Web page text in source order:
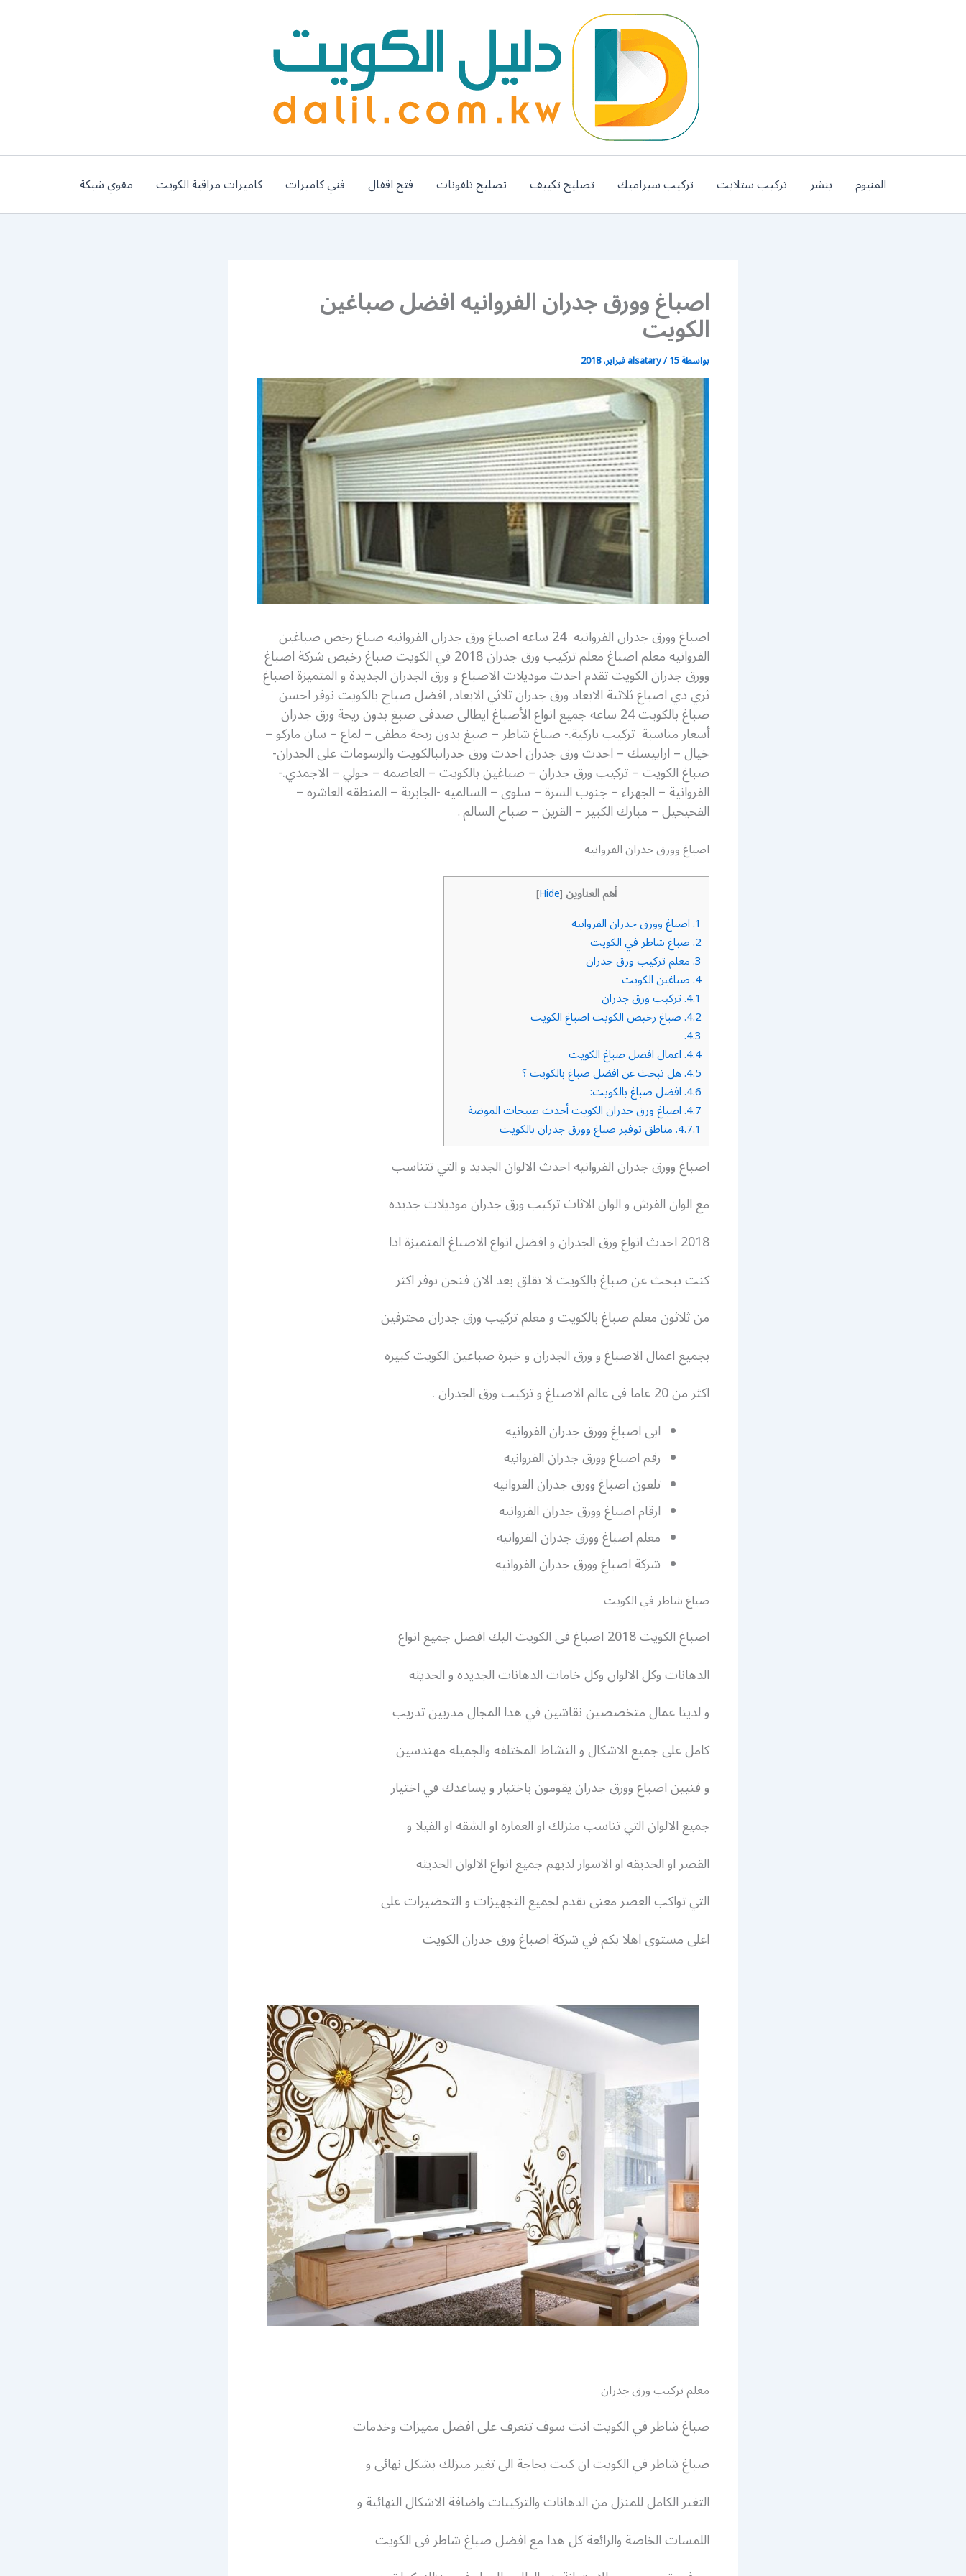
المنيوم بنشر تركيب ستلايت تركيب سيراميك تصليح تكييف تصليح تلفونات فتح اقفال فني كاميرات كاميرات مراقبة الكويت مقوي شبكة
اصباغ وورق جدران الفروانيه افضل صباغين
الكويت
بواسطة alsatary/15 فبراير، 2018
اصباغ وورق جدران الفروانيه 24 ساعه اصباغ ورق جدران الفروانيه صباغ رخص صباغين
الفروانيه معلم اصباغ معلم تركيب ورق جدران 2018 في الكويت صباغ رخيص شركة اصباغ
وورق جدران الكويت تقدم احدث موديلات الاصباغ و ورق الجدران الجديدة و المتميزة اصباغ
ثري دي اصباغ ثلاثية الابعاد ورق جدران ثلاثي الابعاد, افضل صباح بالكويت نوفر احسن
صباغ بالكوبت 24 ساعه جميع انواع الأصباغ ايطالى صدفى صبغ بدون ريحة ورق جدران
أسعار مناسبة تركيب باركية.- صباغ شاطر – صبغ بدون ريحة مطفى – لماع – سان ماركو –
خيال – ارابيسك – احدث ورق جدران احدث ورق جدرانبالكويت والرسومات على الجدران-
صباغ الكويت – تركيب ورق جدران – صباغين بالكويت – العاصمه – حولي – الاجمدي.-
الفروانية – الجهراء – جنوب السرة – سلوى – السالميه -الجابرية – المنطقه العاشره –
الفحيحيل – مبارك الكبير – القرين – صباح السالم.
اصباغ وورق جدران الفروانيه
أهم العناوين [
Hide
]
1. اصباغ وورق جدران الفروانيه
2. صباغ شاطر في الكويت
3. معلم تركيب ورق جدران
4. صباغين الكويت
4.1. تركيب ورق جدران
4.2. صباغ رخيص الكويت اصباغ الكويت
4.3.
4.4. اعمال افضل صباغ الكويت
4.5. هل تبحث عن افضل صباغ بالكويت ؟
4.6. افضل صباغ بالكويت:
4.7. اصباغ ورق جدران الكويت أحدث صيحات الموضة
4.7.1. مناطق توفير صباغ وورق جدران بالكويت
اصباغ وورق جدران الفروانيه احدث الالوان الجديد و التي تتناسب
مع الوان الفرش و الوان الاثاث تركيب ورق جدران موديلات جديده
2018 احدث انواع ورق الجدران و افضل انواع الاصباغ المتميزة اذا
كنت تبحث عن صباغ بالكويت لا تقلق بعد الان فنحن نوفر اكثر
من ثلاثون معلم صباغ بالكويت و معلم تركيب ورق جدران محترفين
بجميع اعمال الاصباغ و ورق الجدران و خبرة صباعين الكويت كبيره
اكثر من 20 عاما في عالم الاصباغ و تركيب ورق الجدران .
ابي اصباغ وورق جدران الفروانيه
رقم اصباغ وورق جدران الفروانيه
تلفون اصباغ وورق جدران الفروانيه
ارقام اصباغ وورق جدران الفروانيه
معلم اصباغ وورق جدران الفروانيه
شركة اصباغ وورق جدران الفروانيه
صباغ شاطر في الكويت
اصباغ الكويت 2018 اصباغ فى الكويت اليك افضل جميع انواع
الدهانات وكل الالوان وكل خامات الدهانات الجديده و الحديثه
و لدينا عمال متخصصين نقاشين في هذا المجال مدربين تدريب
كامل على جميع الاشكال و النشاط المختلفه والجميله مهندسين
و فنيين اصباغ وورق جدران يقومون باختيار و يساعدك في اختيار
جميع الالوان التي تناسب منزلك او العماره او الشقه او الفيلا و
القصر او الحديقه او الاسوار لديهم جميع انواع الالوان الحديثه
التي تواكب العصر معنى نقدم لجميع التجهيزات و التحضيرات على
اعلى مستوى اهلا بكم في شركة اصباغ ورق جدران الكويت
معلم تركيب ورق جدران
صباغ شاطر في الكويت انت سوف تتعرف على افضل مميزات وخدمات
صباغ شاطر في الكويت ان كنت بحاجة الى تغير منزلك بشكل نهائى و
التغير الكامل للمنزل من الدهانات والتركيبات واضافة الاشكال النهائية و
اللمسات الخاصة والرائعة كل هذا مع افضل صباغ شاطر في الكويت